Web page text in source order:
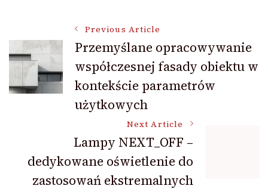
Post
Navigation
Previous Article
Przemyślane opracowywanie
współczesnej fasady obiektu w
kontekście parametrów
użytkowych
Next Article
Lampy NEXT_OFF –
dedykowane oświetlenie do
zastosowań ekstremalnych